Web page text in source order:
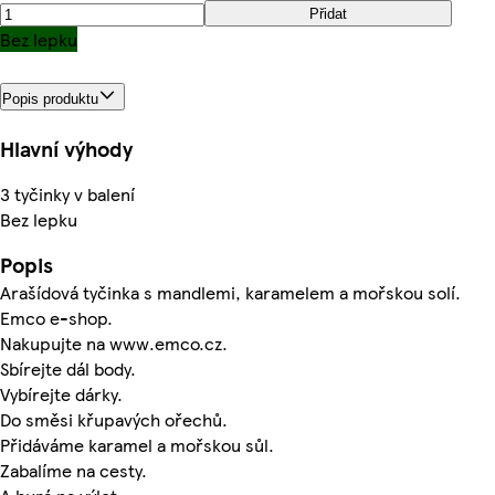
Přidat
Bez lepku
Popis produktu
Hlavní výhody
3 tyčinky v balení
Bez lepku
Popis
Arašídová tyčinka s mandlemi, karamelem a mořskou solí.
Emco e-shop.
Nakupujte na www.emco.cz.
Sbírejte dál body.
Vybírejte dárky.
Do směsi křupavých ořechů.
Přidáváme karamel a mořskou sůl.
Zabalíme na cesty.